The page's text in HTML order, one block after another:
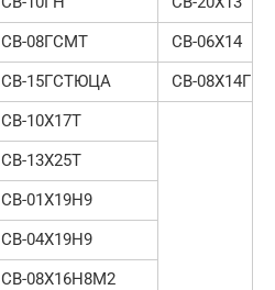
СВ-08ГСМТ
СВ-06Х14
СВ-15ГСТЮЦА
СВ-08Х14ГНТ
СВ-10Х17Т
СВ-13Х25Т
СВ-01Х19Н9
СВ-04Х19Н9
СВ-08Х16Н8М2